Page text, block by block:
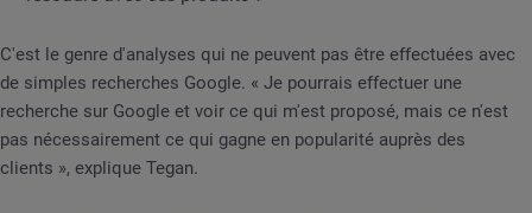
C'est le genre d'analyses qui ne peuvent pas être effectuées avec
de simples recherches Google. « Je pourrais effectuer une
recherche sur Google et voir ce qui m'est proposé, mais ce n'est
pas nécessairement ce qui gagne en popularité auprès des
clients », explique Tegan.